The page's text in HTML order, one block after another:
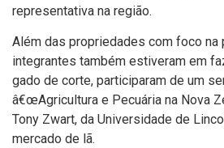
representativa na região.
Além das propriedades com foco na
integrantes também estiveram em
gado de corte, participaram de um
â€œAgricultura e Pecuária na Nova
Tony Zwart, da Universidade de
mercado de lã.